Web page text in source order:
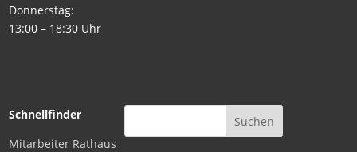
Donnerstag:
13:00 – 18:30 Uhr
Schnellfinder
Mitarbeiter Rathaus